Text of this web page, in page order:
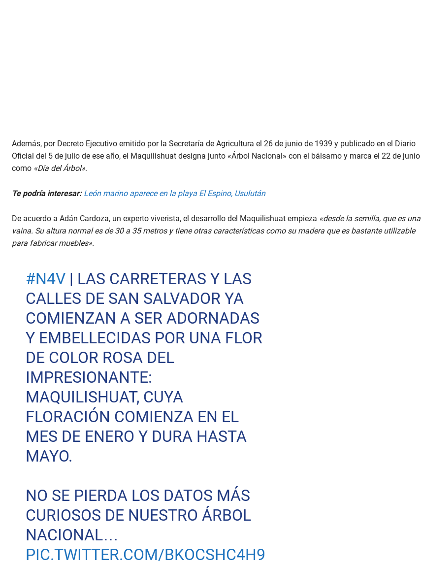
Además, por Decreto Ejecutivo emitido por la Secretaría de Agricultura el 26 de junio de 1939 y publicado en el Diario
Oficial del 5 de julio de ese año, el Maquilishuat designa junto «Árbol Nacional» con el bálsamo y marca el 22 de junio
como «Día del Árbol».
Te podría interesar: León marino aparece en la playa El Espino, Usulután
De acuerdo a Adán Cardoza, un experto viverista, el desarrollo del Maquilishuat empieza «desde la semilla, que es una
vaina. Su altura normal es de 30 a 35 metros y tiene otras características como su madera que es bastante utilizable
para fabricar muebles».
#N4V| LAS CARRETERAS Y LAS
CALLES DE SAN SALVADOR YA
COMIENZAN A SER ADORNADAS
Y EMBELLECIDAS POR UNA FLOR
DE COLOR ROSA DEL
IMPRESIONANTE:
MAQUILISHUAT, CUYA
FLORACIÓN COMIENZA EN EL
MES DE ENERO Y DURA HASTA
MAYO.
NO SE PIERDA LOS DATOS MÁS
CURIOSOS DE NUESTRO ÁRBOL
NACIONAL…
PIC.TWITTER.COM/BKOCSHC4H9